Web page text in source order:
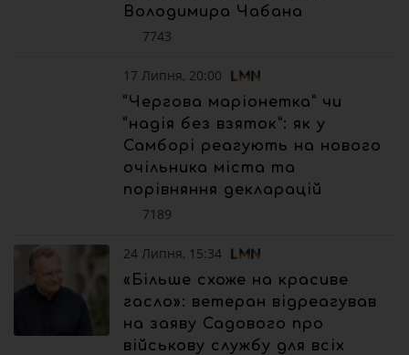
Володимира Чабана
7743
17 Липня, 20:00
“Чергова маріонетка” чи
“надія без взяток”: як у
Самборі реагують на нового
очільника міста та
порівняння декларацій
7189
24 Липня, 15:34
«Більше схоже на красиве
гасло»: ветеран відреагував
на заяву Садового про
військову службу для всіх